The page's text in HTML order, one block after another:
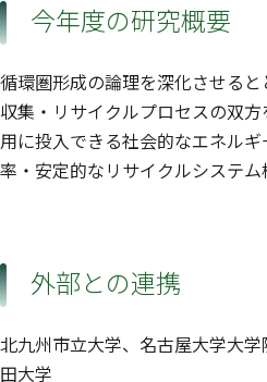
今年度の研究概要
循環圏形成の論理を深化させると
収集・リサイクルプロセスの双
用に投入できる社会的なエネル
率・安定的なリサイクルシステム
外部との連携
北九州市立大学、名古屋大学大
田大学